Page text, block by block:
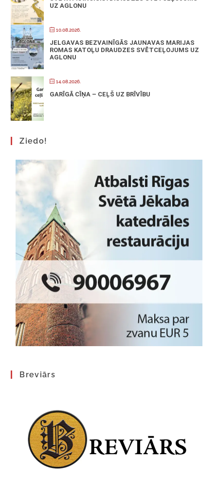
UZ AGLONU
10.08.2026.
JELGAVAS BEZVAINĪGĀS JAUNAVAS MARIJAS
ROMAS KATOĻU DRAUDZES SVĒTCEĻOJUMS UZ
AGLONU
14.08.2026.
GARĪGĀ CĪŅA – CEĻŠ UZ BRĪVĪBU
Ziedo!
Breviārs